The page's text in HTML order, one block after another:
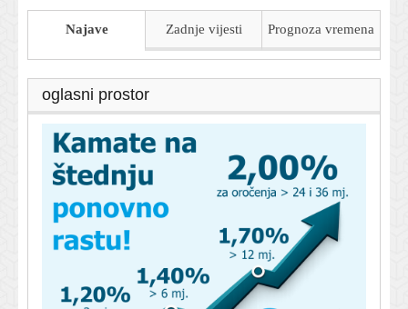
Najave Zadnje vijesti Prognoza vremena
oglasni prostor